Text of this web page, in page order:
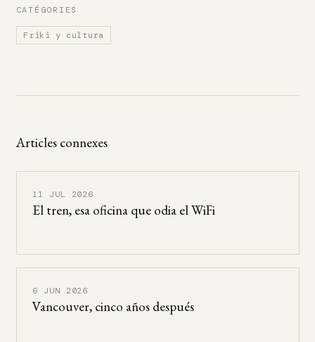
CATÉGORIES
Friki y cultura
Articles connexes
11 JUL 2026
El tren, esa oficina que odia el WiFi
6 JUN 2026
Vancouver, cinco años después